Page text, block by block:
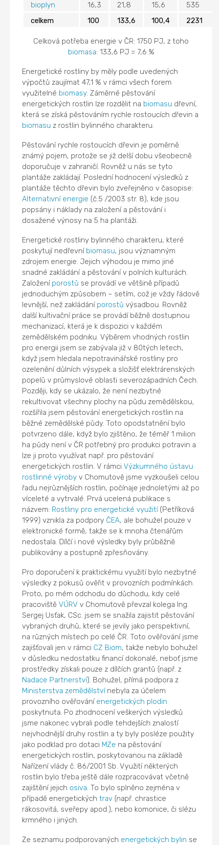
bioplyn 16,3 21,8 15,6
535
celkem
100 133,6 100,4 2231
Celková potřeba energie v ČR: 1750 PJ, z toho
biomasa: 133,6 PJ = 7,6 %
Energetické rostliny by měly podle uvedených
výpočtů zaujímat 47,1 % v rámci všech forem
využitelné biomasy. Záměrné pěstování
energetických rostlin lze rozdělit na biomasu dřevní,
která se získá pěstováním rychle rostoucích dřevin a
biomasu z rostlin bylinného charakteru.
Pěstování rychle rostoucích dřevin je poměrně
známý pojem, protože se již delší dobu všeobecně
doporučuje v zahraničí. Rovněž u nás se tyto
plantáže zakládají. Poslední hodnocení výsledků z
plantáže těchto dřevin bylo zveřejněno v časopise:
Alternativní energie (č.5 /2003 str. 8), kde jsou
popsány i náklady na založení a pěstování i
dosažené výnosy na 5 ha plantáži.
Energetické rostliny bylinného charakteru, které
poskytují nedřevní biomasu, jsou významným
zdrojem energie. Jejich výhodou je mimo jiné
snadné zakládání a pěstování v polních kulturách.
Založení porostů se provádí ve většině případů
jednoduchým způsobem – setím, což je vždy řádově
levnější, než zakládání porostů výsadbou. Rovněž
další kultivační práce se provádí běžně dostupnou
mechanizací, která je k dispozici v každém
zemědělském podniku. Výběrem vhodných rostlin
pro energii jsem se zabývala již v 80tých letech,
když jsem hledala nepotravinářské rostliny pro
ozelenění důlních výsypek a složišť elektrárenských
popelů v průmyslové oblasti severozápadních Čech.
Později, kdy se ukázalo, že není nezbytné
rekultivovat všechny plochy na půdu zemědělskou,
rozšířila jsem pěstování energetických rostlin na
běžné zemědělské půdy. Toto opodstatnění bylo
potvrzeno dále, když bylo zjištěno, že téměř 1 milion
ha půdy není v ČR potřebný pro produkci potravin a
lze ji proto využívat např. pro pěstování
energetických rostlin. V rámci Výzkumného ústavu
rostlinné výrobyv Chomutově jsme vyzkoušeli celou
řadu nejrůznějších rostlin, počínaje jednoletými až po
víceleté a vytrvalé. Prvá ucelená publikace s
názvem: Rostliny pro energetické využití(Petříková
1999) vznikla za podpory ČEA, ale bohužel pouze v
elektronické formě, takže se k mnoha čtenářům
nedostala. Dílčí i nové výsledky byly průběžně
publikovány a postupně zpřesňovány.
Pro doporučení k praktickému využití bylo nezbytné
výsledky z pokusů ověřit v provozních podmínkách.
Proto, po mém odchodu do důchodu, kdy celé
pracoviště VÚRV v Chomutově převzal kolega Ing.
Sergej Usťak, CSc. jsem se snažila zajistit pěstování
vybraných druhů, které se jevily jako perspektivní,
na různých místech po celé ČR. Toto ověřování jsme
zajišťovali jen v rámci CZ Biom, takže nebylo bohužel
v důsledku nedostatku financí dokonalé, neboť jsme
prostředky získali pouze z dílčích grantů (např. z
Nadace Partnerství). Bohužel, přímá podpora z
Ministerstva zemědělstvínebyla za účelem
provozního ověřování energetických plodin
poskytnuta. Po zhodnocení veškerých výsledků
jsme nakonec vybrali podle tehdejších znalostí
nejvhodnější druhy rostlin a ty byly posléze použity
jako podklad pro dotaci MZe na pěstování
energetických rostlin, poskytovanou na základě
Nařízení vlády č. 86/2001 Sb. Využití některých
rostlin bylo třeba ještě dále rozpracovávat včetně
zajištění jejich osiva. To bylo splněno zejména v
případě energetických trav(např. chrastice
rákosovitá, sveřepy apod.), nebo komonice, či slézu
krmného i jiných.
Ze seznamu podporovaných energetických bylin se